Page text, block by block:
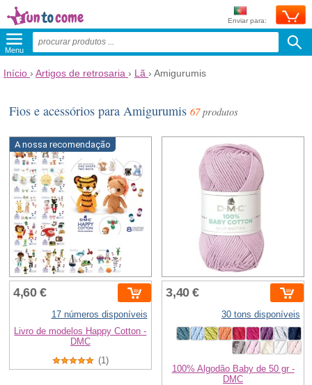
Enviar para:
Menu
Início › Artigos de retrosaria › Lã › Amigurumis
Fios e acessórios para Amigurumis67produtos
A nossa recomendação
4,60 €
17 números disponíveis
Livro de modelos Happy Cotton -
DMC
(1)
3,40 €
30 tons disponíveis
100% Algodão Baby de 50 gr -
DMC